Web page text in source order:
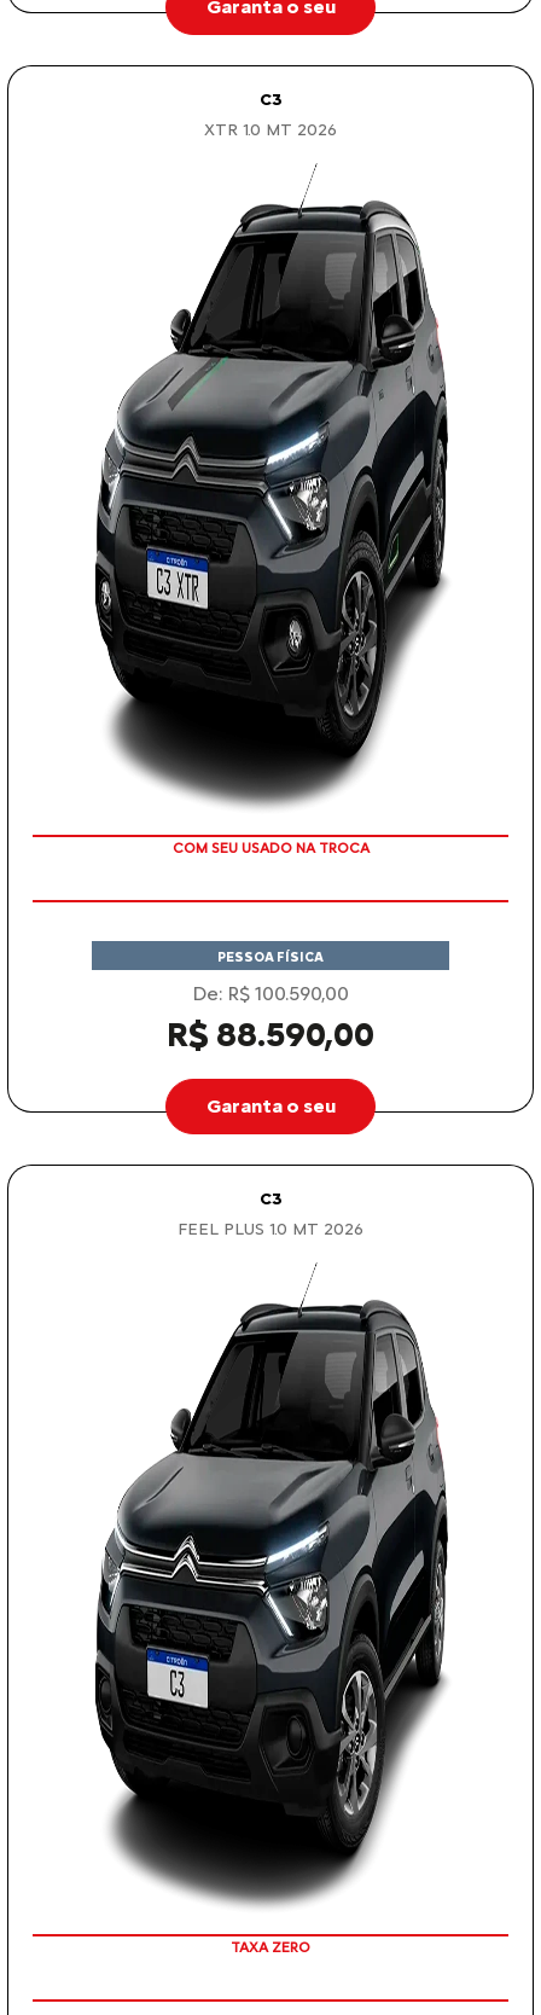
Garanta o seu
C3
XTR 1.0 MT 2026
COM SEU USADO NA TROCA
PESSOA FÍSICA
De: R$ 100.590,00
R$ 88.590,00
Garanta o seu
C3
FEEL PLUS 1.0 MT 2026